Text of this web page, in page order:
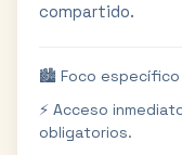
compartido.
🏙️ Foco específico
⚡ Acceso
obligatorios.